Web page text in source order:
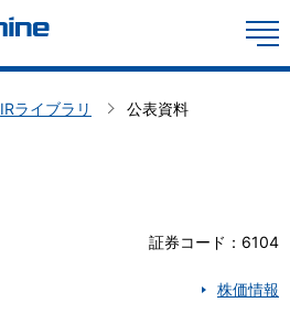
IRライブラリ 公表資料
証券コード：6104
株価情報